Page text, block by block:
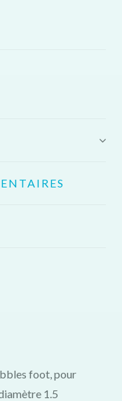
foot, pour
1.5